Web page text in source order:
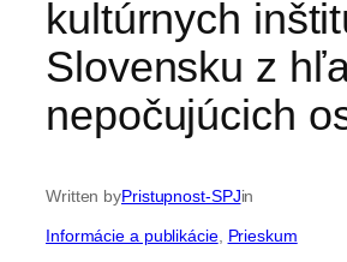
kultúrnych
Slovensku z
nepočujúcich
Written byPristupnost-SPJin
Informácie a publikácie, Prieskum